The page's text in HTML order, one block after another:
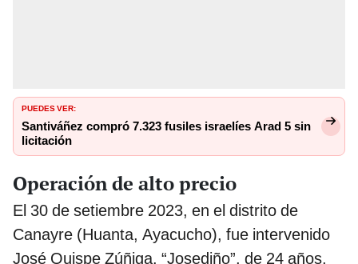
PUEDES VER:
Santiváñez compró 7.323 fusiles israelíes Arad 5 sin
licitación
Operación de alto precio
El 30 de setiembre 2023, en el distrito de
Canayre (Huanta, Ayacucho), fue intervenido
José Quispe Zúñiga. “Josediño”, de 24 años,